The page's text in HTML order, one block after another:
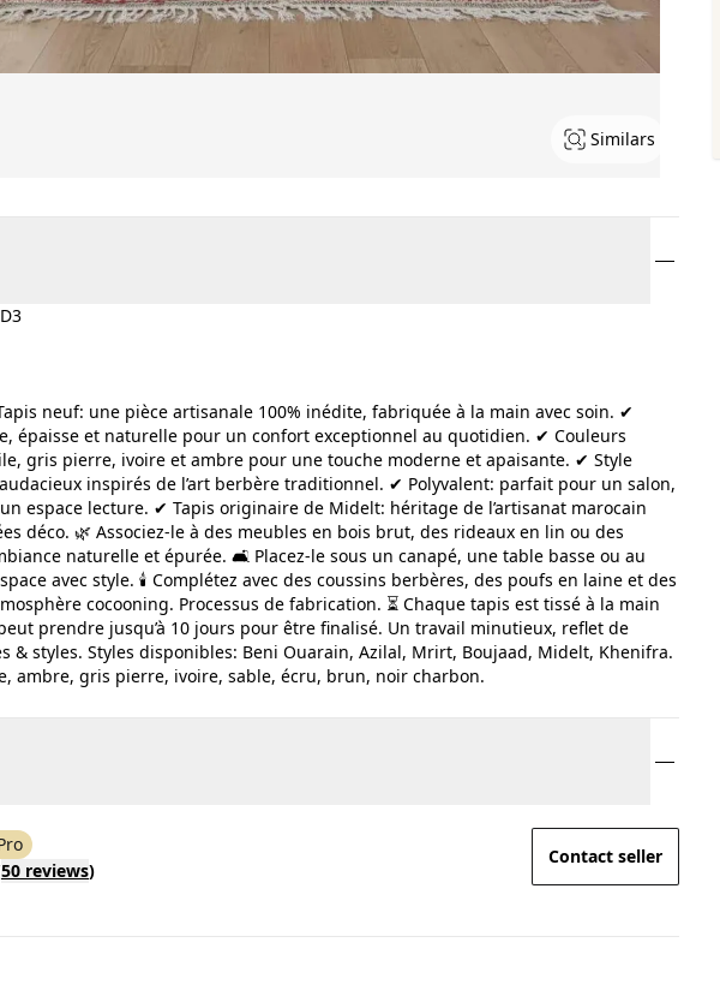
Similars
neuf: une pièce artisanale 100% inédite, fabriquée à la main avec soin. ✔
épaisse et naturelle pour un confort exceptionnel au quotidien. ✔ Couleurs
gris pierre, ivoire et ambre pour une touche moderne et apaisante. ✔ Style
inspirés de l’art berbère traditionnel. ✔ Polyvalent: parfait pour un salon,
espace lecture. ✔ Tapis originaire de Midelt: héritage de l’artisanat marocain
déco. 🌿 Associez-le à des meubles en bois brut, des rideaux en lin ou des
naturelle et épurée. 🛋️ Placez-le sous un canapé, une table basse ou au
avec style. 🕯️ Complétez avec des coussins berbères, des poufs en laine et des
cocooning. Processus de fabrication. ⏳ Chaque tapis est tissé à la main
prendre jusqu’à 10 jours pour être finalisé. Un travail minutieux, reflet de
& styles. Styles disponibles: Beni Ouarain, Azilal, Mrirt, Boujaad, Midelt, Khenifra.
ambre, gris pierre, ivoire, sable, écru, brun, noir charbon.
50 reviews)
Contact seller